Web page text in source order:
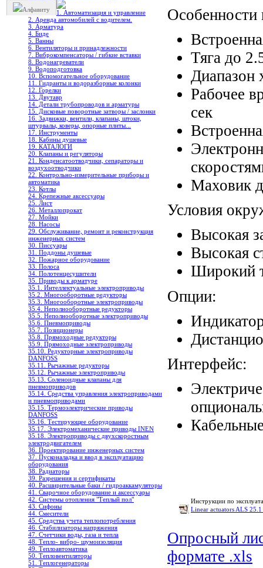
Алфавиту
1. Автоматизация и управление
2. Аренда автомобилей с водителем.
3. Арматура
4. Биде
5. Ванны
6. Вентиляторы и принадлежности
7. Виброкомпенсаторы / гибкие вставки
8. Водонагреватели
9. Водоподготовка
10. Вспомогательное оборудование
11. Гидранты и водоразборные колонки
12. Горелки
13. Двутавр
14. Детали трубопроводов и арматуры
15. Дисковые поворотные затворы / заслонки
16. Задвижки, вентили, клапаны, штоки,
штурвалы, коверы, опорные плиты...
17. Инструменты
18. Кабины душевые
19. КАТАЛОГИ
20. Клапаны и регуляторы
21. Конденсатоотводчики, сепараторы и
воздухоотводчики
22. Контрольно-измерительные приборы и
автоматика
23. Котлы
24. Крепежные аксессуары
25. Лист
26. Металлопрокат
27. Мойки
28. Насосы
29. Обслуживание, ремонт и реконструкция
инженерных систем
30. Писсуары
31. Поддоны душевые
32. Пожарное оборудование
33. Полоса
34. Полотенцесушители
35. Приводы к арматуре
35.1. Интеллектуальные электроприводы
35.2. Многооборотные редукторы
35.3. Многооборотные электроприводы
35.4. Неполнооборотные редукторы
35.5. Неполнооборотные электроприводы
35.6. Пневмоприводы
35.7. Позиционеры
35.8. Прямоходные редукторы
35.9. Прямоходные электроприводы
35.10. Редукторные электроприводы
DANFOSS
35.11. Рычажные редукторы
35.12. Рычажные электроприводы
35.13. Соленоидные клапаны для
пневмоприводов
35.14. Средства управления электроприводами
и пневмоприводами
35.15. Термоэлектрические приводы
DANFOSS
35.16. Тестирующее оборудование
35.17. Электромеханические приводы INEN
35.18. Электроприводы с двухскоростным
электродвигателем
36. Проектирование инженерных систем
37. Пусконаладка и ввод в эксплуатацию
оборудования
38. Радиаторы
39. Разрешения и сертификаты
40. Расширительные баки / гидроаккамуляторы
41. Сварочное оборудование и аксессуары
42. Системы отопления "Теплый пол"
43. Сифоны
44. Смесители
45. Средства учета теплопотребления
46. Стабилизаторы напряжения
47. Счетчики воды, газа и тепла
48. Тепло- вибро- шумоизоляция
49. Теплоавтоматика
50. Тепловентиляторы
51. Теплогенераторы
Особенности
Тяга до
Рабочее
сек
Маховик
Условия
Высокая
Высокая
Широкий
Oпции:
Интерфейс:
Инструкции по
Linear actuators ALS
Опросный
формате .xls